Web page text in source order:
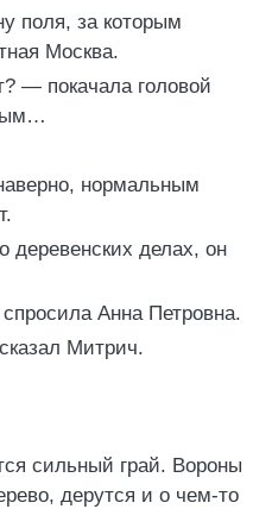
поля, за которым
Москва.
— покачала головой
нормальным
деревенских делах, он
Анна Петровна.
Митрич.
сильный грай. Вороны
дерутся и о чем-то